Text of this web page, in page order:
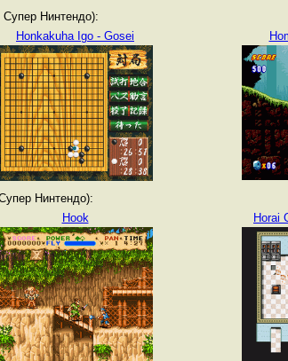
Нинтендо):
Honkakuha Igo - Gosei
Нинтендо):
Hook Horai